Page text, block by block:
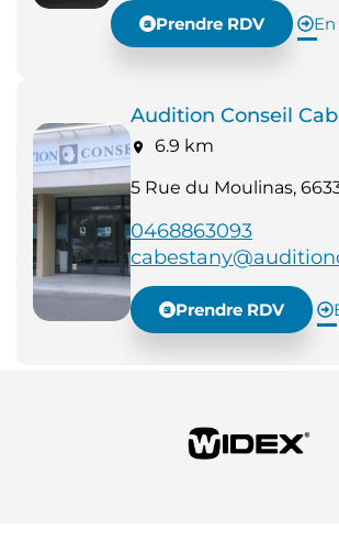
Prendre RDV
Audition Conseil
6.9 km
5 Rue du Moulinas,
0468863093
Prendre RDV